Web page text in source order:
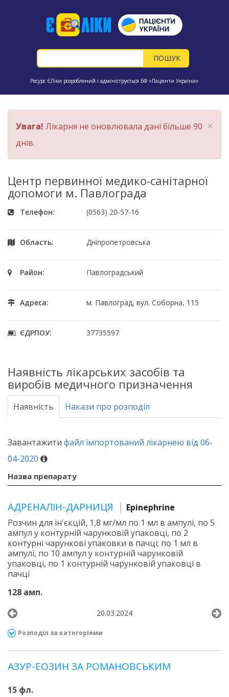
Ресурс ЄЛіки розроблений і адмініструється БФ «Пацієнти України»
×
Увага! Лікарня не оновлювала дані більше 90
днів.
Центр первинної медико-санітарної
допомоги м. Павлограда
Телефон: (0563) 20-57-16
Область: Дніпропетровська
Район: Павлоградський
Адреса: м. Павлоград, вул. Соборна, 115
ЄДРПОУ: 37735597
Наявність лікарських засобів та
виробів медичного призначення
Наявність Накази про розподіл
Завантажити файл імпортований лікарнею від 06-
04-2020
Назва препарату
АДРЕНАЛІН-ДАРНИЦЯ
Epinephrine
Розчин для ін'єкцій, 1,8 мг/мл по 1 мл в ампулі, по 5
ампул у контурній чарунковій упаковці, по 2
контурні чарункові упаковки в пачці; по 1 мл в
ампулі, по 10 ампул у контурній чарунковій
упаковці, по 1 контурній чарунковій упаковці в
пачці
128 амп.
20.03.2024
Розподіл за категоріями
АЗУР-ЕОЗИН ЗА РОМАНОВСЬКИМ
15 фл.